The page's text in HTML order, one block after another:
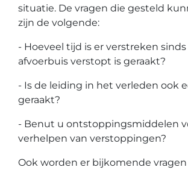
situatie. De vragen die gesteld
zijn de volgende:
- Hoeveel tijd is er verstreken sinds
afvoerbuis verstopt is geraakt?
- Is de leiding in het verleden ook
geraakt?
- Benut u ontstoppingsmiddelen
verhelpen van verstoppingen?
Ook worden er bijkomende